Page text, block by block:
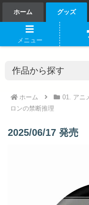
ホーム グッズ
ホーム 01. アニ
ロンの禁断推理
2025/06/17 発売
メニュー